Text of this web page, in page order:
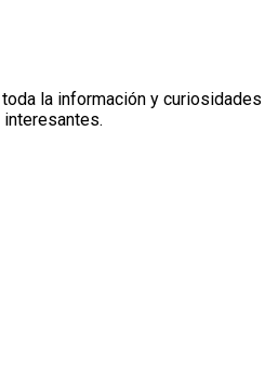
la información y curiosidades